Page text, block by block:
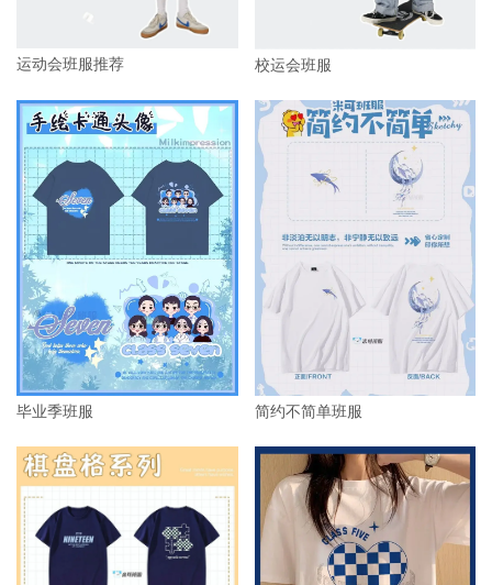
运动会班服推荐 校运会班服
毕业季班服 简约不简单班服